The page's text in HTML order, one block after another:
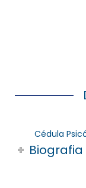
Cédula
Biografia